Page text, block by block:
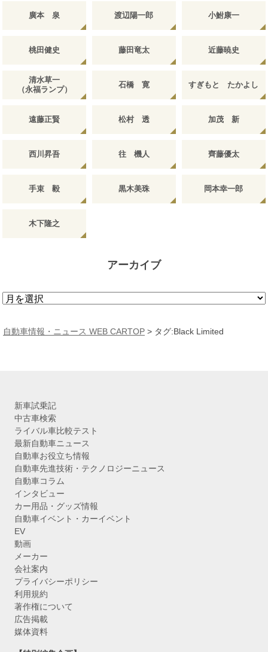
廣本 泉 渡辺陽一郎 小鮒康一
桃田健史 藤田竜太 近藤暁史
清水草一
（永福ランプ）
石橋 寛 すぎもと たかよし
遠藤正賢 松村 透 加茂 新
西川昇吾 往 機人 齊藤優太
手束 毅 黒木美珠 岡本幸一郎
木下隆之
アーカイブ
ア
カ
自動車情報・ニュース WEB CARTOP > タグ:Black Limited
新車試乗記
中古車検索
ライバル車比較テスト
最新自動車ニュース
自動車お役立ち情報
自動車先進技術・テクノロジーニュース
自動車コラム
インタビュー
カー用品・グッズ情報
自動車イベント・カーイベント
EV
動画
メーカー
会社案内
プライバシーポリシー
利用規約
著作権について
広告掲載
媒体資料